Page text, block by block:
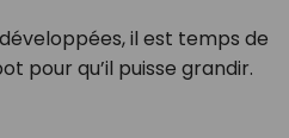
il est temps de
pour qu’il puisse grandir.